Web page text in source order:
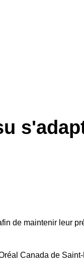
de maintenir leur
Canada de